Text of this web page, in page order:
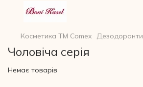
Косметика ТМ Comex Дезодоранти
Чоловіча серія
Немає товарів